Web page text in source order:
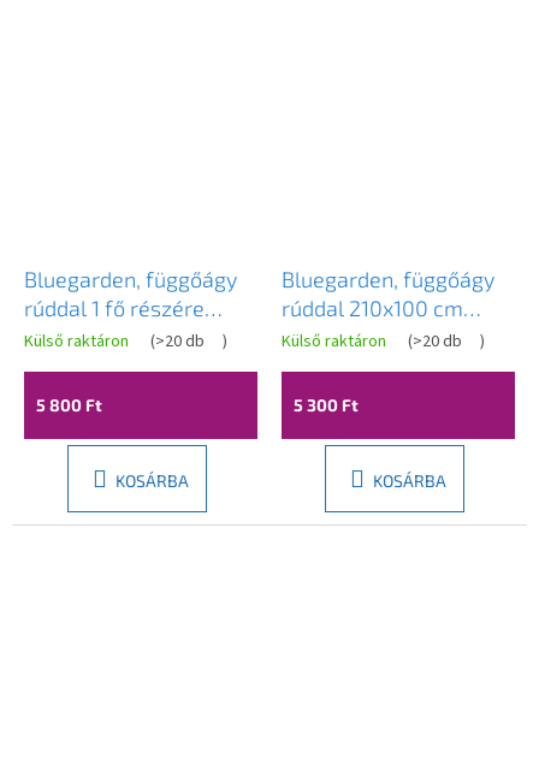
Bluegarden, függőágy
rúddal 1 fő részére
200x86 cm 480145A,
sárga, OGR-09030
Külső raktáron (>20 db )
5 800 Ft
KOSÁRBA
Bluegarden, függőágy
rúddal 210x100 cm
200kg, többszínű, OGR-
09031
Külső raktáron (>20 db )
5 300 Ft
KOSÁRBA